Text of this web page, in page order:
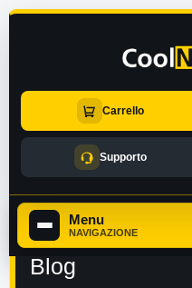
Carrello
Supporto
Menu
NAVIGAZIONE
Blog